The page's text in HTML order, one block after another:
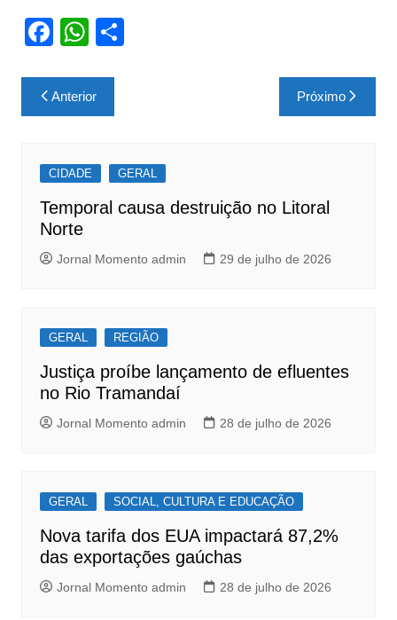
F
c
e
o
o
k
W
at
s
p
p
S
Navegação
de
Anterior Próximo
CIDADE GERAL
Temporal causa destruição no Litoral
Norte
Jornal Momento admin 29 de julho de 2026
GERAL REGIÃO
Justiça proíbe lançamento de efluentes
no Rio Tramandaí
Jornal Momento admin 28 de julho de 2026
GERAL SOCIAL, CULTURA E EDUCAÇÃO
Nova tarifa dos EUA impactará 87,2%
das exportações gaúchas
Jornal Momento admin 28 de julho de 2026